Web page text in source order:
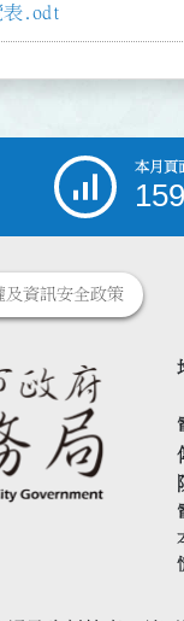
表.odt
本月頁
及資訊安全政策